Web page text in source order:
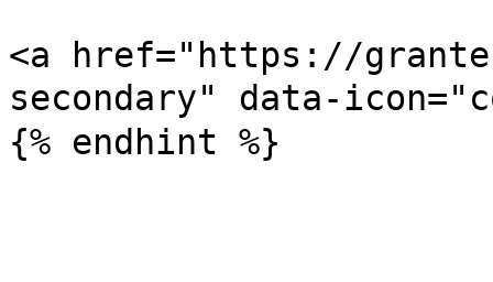
<a href="https://
secondary" data-